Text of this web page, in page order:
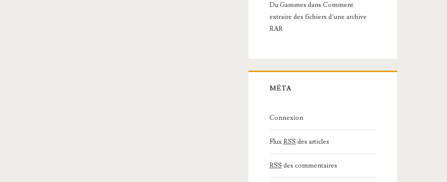
Du Gammes dansComment
extraire des fichiers d’une archive
RAR
MÉTA
Connexion
FluxRSS des articles
RSS des commentaires